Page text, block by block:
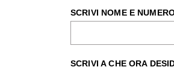
SCRIVI NOME E
SCRIVI A CHE ORA